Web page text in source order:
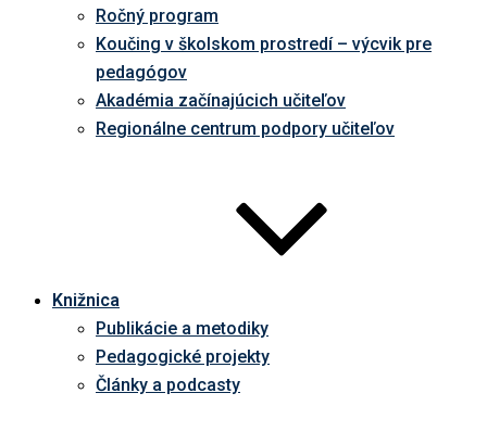
Ročný program
Koučing v školskom prostredí – výcvik pre
pedagógov
Akadémia začínajúcich učiteľov
Regionálne centrum podpory učiteľov
Knižnica
Publikácie a metodiky
Pedagogické projekty
Články a podcasty